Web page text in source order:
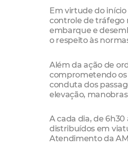
Em virtude do
controle de tráfego
embarque e
o respeito às
Além da ação de
comprometendo
conduta dos
elevação,
A cada dia, de 6h30
distribuídos em
Atendimento da